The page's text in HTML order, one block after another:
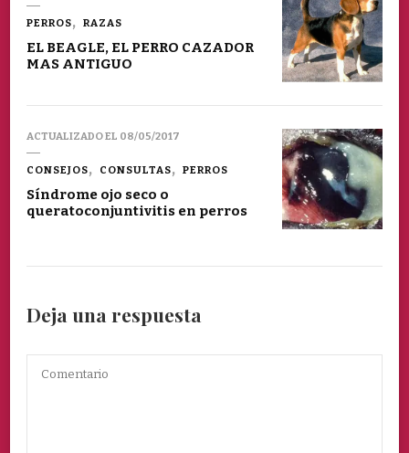
PERROS RAZAS
EL BEAGLE, EL PERRO CAZADOR
MAS ANTIGUO
ACTUALIZADO EL 08/05/2017
CONSEJOS CONSULTAS PERROS
Síndrome ojo seco o
queratoconjuntivitis en perros
Deja una respuesta